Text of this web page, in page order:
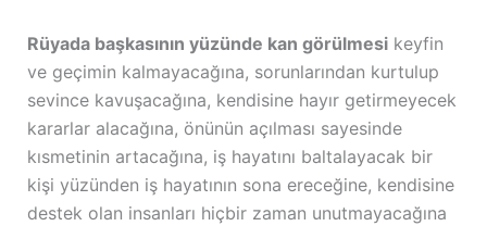
Rüyada başkasının yüzünde kan görülmesikeyfin
ve geçimin kalmayacağına, sorunlarından kurtulup
sevince kavuşacağına, kendisine hayır getirmeyecek
kararlar alacağına, önünün açılması sayesinde
kısmetinin artacağına, iş hayatını baltalayacak bir
kişi yüzünden iş hayatının sona ereceğine, kendisine
destek olan insanları hiçbir zaman unutmayacağına